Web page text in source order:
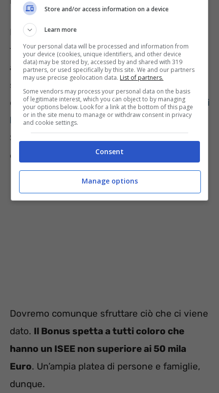
Il Bonus è una sorta di “pezza” che va a
tentare di colmare unacarenza già esistente
ancora prima del Covid. L’attenzione alla
salute mentale non vantava certo numeri da
capogiro.In questi anni sono molti gli allarmi
lanciati dalle associazioni di psichiatri.
Soprattutto per il comparto dei soggetti i età
evolutiva. I giovani in sostanza.
Dovremo comunque sfruttare ciò che ci viene
dato. Il Bonus spetta a tutti coloro che
hanno un ISEE non superiore ai 50 mila
Euro. Un’ampia platea di persone e famiglie,
dunque.
Store and/or access information on a device
Learn more
Your personal data will be processed and information from
your device (cookies, unique identifiers, and other device
data) may be stored by, accessed by and shared with 319
partners, or used specifically by this site. We and our partners
may use precise geolocation data. List of partners.
Some vendors may process your personal data on the basis
of legitimate interest, which you can object to by managing
your options below. Look for a link at the bottom of this page
or in the site menu to manage or withdraw consent in privacy
and cookie settings.
Consent
Manage options